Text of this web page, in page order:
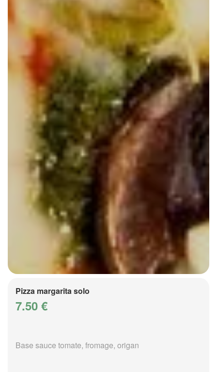
Pizza margarita solo
7.50 €
Base sauce tomate, fromage, origan